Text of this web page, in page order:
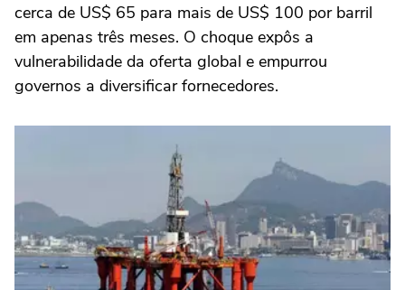
cerca de US$ 65 para mais de US$ 100 por barril
em apenas três meses. O choque expôs a
vulnerabilidade da oferta global e empurrou
governos a diversificar fornecedores.